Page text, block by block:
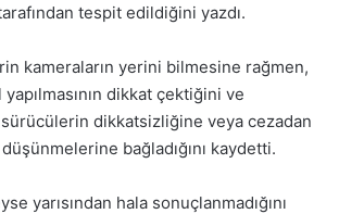
tespit edildiğini yazdı.
kameraların yerini bilmesine rağmen,
dikkat çektiğini ve
dikkatsizliğine veya cezadan
bağladığını kaydetti.
yarısından hala sonuçlanmadığını